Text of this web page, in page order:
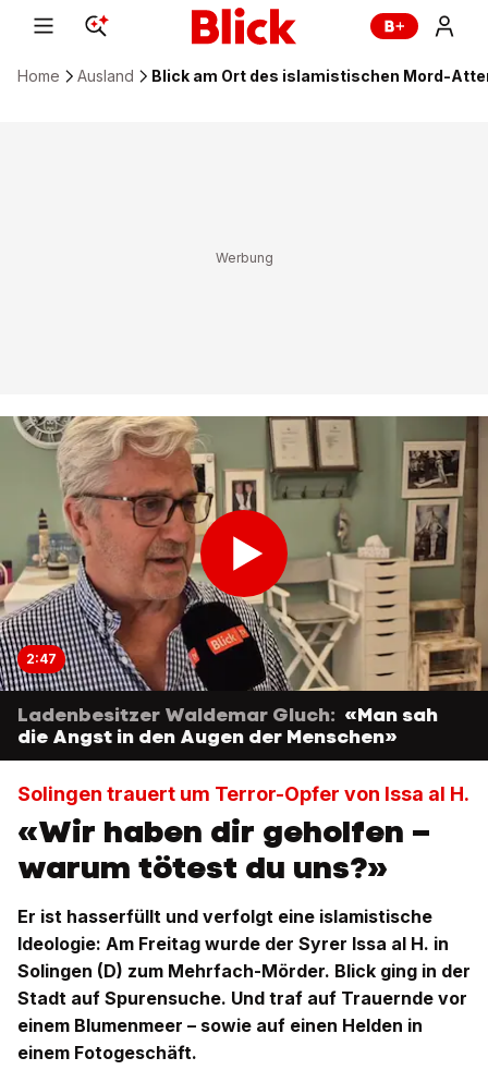
Home Ausland Blick am Ort des islamistischen Mord-
2:47
Ladenbesitzer Waldemar Gluch: «Man sah
die Angst in den Augen der Menschen»
Solingen trauert um Terror-Opfer von Issa al H.
«Wir haben dir geholfen –
warum tötest du uns?»
Er ist hasserfüllt und verfolgt eine islamistische
Ideologie: Am Freitag wurde der Syrer Issa al H. in
Solingen (D) zum Mehrfach-Mörder. Blick ging in der
Stadt auf Spurensuche. Und traf auf Trauernde vor
einem Blumenmeer – sowie auf einen Helden in
einem Fotogeschäft.